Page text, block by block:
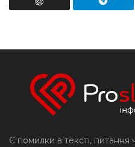
Є помилки в тексті, питання